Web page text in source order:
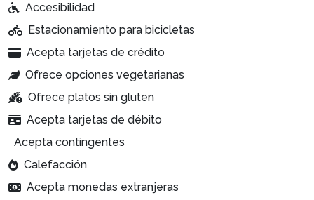
Accesibilidad
Estacionamiento para bicicletas
Acepta tarjetas de crédito
Ofrece opciones vegetarianas
Ofrece platos sin gluten
Acepta tarjetas de débito
Acepta contingentes
Calefacción
Acepta monedas extranjeras